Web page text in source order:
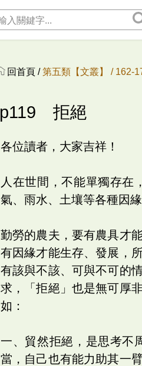
回首頁 /第五類【文叢】 / 162-
p119 拒絕
各位讀者，大家吉祥！
人在世間，不能單獨存在
氣、雨水、土壤等各種因
勤勞的農夫，要有農具才
有因緣才能生存、發展，
有該與不該、可與不可的
求，「拒絕」也是無可厚
如：
一、貿然拒絕，是思考不
當，自己也有能力助其一